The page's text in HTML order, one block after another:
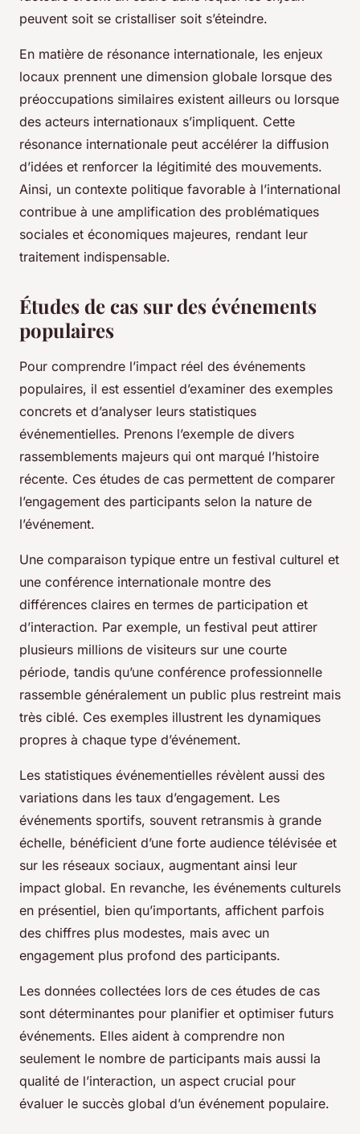
peuvent soit se cristalliser soit s’éteindre.
En matière de résonance internationale, les enjeux
locaux prennent une dimension globale lorsque des
préoccupations similaires existent ailleurs ou lorsque
des acteurs internationaux s’impliquent. Cette
résonance internationale peut accélérer la diffusion
d’idées et renforcer la légitimité des mouvements.
Ainsi, un contexte politique favorable à l’international
contribue à une amplification des problématiques
sociales et économiques majeures, rendant leur
traitement indispensable.
Études de cas sur des événements
populaires
Pour comprendre l’impact réel des événements
populaires, il est essentiel d’examiner des exemples
concrets et d’analyser leurs statistiques
événementielles. Prenons l’exemple de divers
rassemblements majeurs qui ont marqué l’histoire
récente. Ces études de cas permettent de comparer
l’engagement des participants selon la nature de
l’événement.
Une comparaison typique entre un festival culturel et
une conférence internationale montre des
différences claires en termes de participation et
d’interaction. Par exemple, un festival peut attirer
plusieurs millions de visiteurs sur une courte
période, tandis qu’une conférence professionnelle
rassemble généralement un public plus restreint mais
très ciblé. Ces exemples illustrent les dynamiques
propres à chaque type d’événement.
Les statistiques événementielles révèlent aussi des
variations dans les taux d’engagement. Les
événements sportifs, souvent retransmis à grande
échelle, bénéficient d’une forte audience télévisée et
sur les réseaux sociaux, augmentant ainsi leur
impact global. En revanche, les événements culturels
en présentiel, bien qu’importants, affichent parfois
des chiffres plus modestes, mais avec un
engagement plus profond des participants.
Les données collectées lors de ces études de cas
sont déterminantes pour planifier et optimiser futurs
événements. Elles aident à comprendre non
seulement le nombre de participants mais aussi la
qualité de l’interaction, un aspect crucial pour
évaluer le succès global d’un événement populaire.